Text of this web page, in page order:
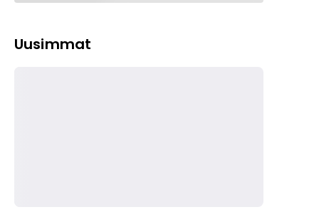
Uusimmat